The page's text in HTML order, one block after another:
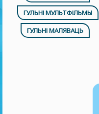
ГУЛЬНІ МУЛЬТФІЛЬМЫ
ГУЛЬНІ МАЛЯВАЦЬ